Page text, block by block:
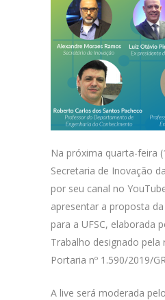
Na próxima quarta-feira
Secretaria de Inovação
por seu canal no
apresentar a proposta
para a UFSC, elaborada
Trabalho designado
Portaria nº 1.590/2019/
A live será moderada